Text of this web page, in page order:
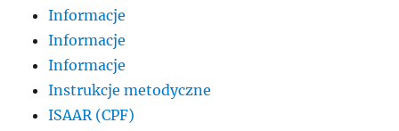
Informacje
Informacje
Informacje
Instrukcje metodyczne
ISAAR (CPF)